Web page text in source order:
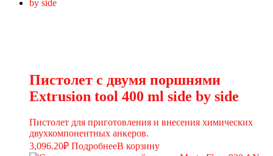
Пистолет с двумя поршнями
Extrusion tool 400 ml side by side
Пистолет для приготовления и внесения химических
двухкомпонентных анкеров.
3,096.20₽ ПодробнееВ корзину